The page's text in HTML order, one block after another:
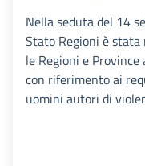
Nella seduta del 14
Stato Regioni è stata
le Regioni e
con riferimento ai
uomini autori di